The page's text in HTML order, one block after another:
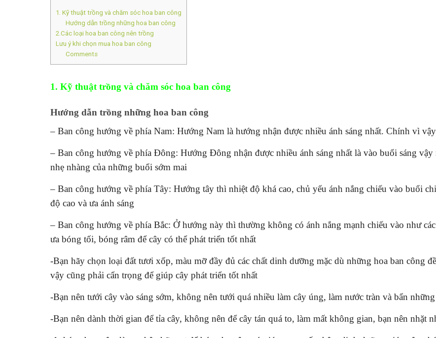
1. Kỹ thuật trồng và chăm sóc hoa ban công
Hướng dẫn trồng những hoa ban công
2.Các loại hoa ban công nên trồng
Lưu ý khi chọn mua hoa ban công
Comments
1. Kỹ thuật trồng và chăm sóc hoa ban công
Hướng dẫn trồng những hoa ban công
– Ban công hướng về phía Nam: Hướng Nam là hướng nhận được nhiều ánh sáng nhất. Chính vì
– Ban công hướng về phía Đông: Hướng Đông nhận được nhiều ánh sáng nhất là vào buổi sáng vậy
nhẹ nhàng của những buổi sớm mai
– Ban công hướng về phía Tây: Hướng tây thì nhiệt độ khá cao, chủ yếu ánh nắng chiếu vào buổi
độ cao và ưa ánh sáng
– Ban công hướng về phía Bắc: Ở hướng này thì thường không có ánh nắng mạnh chiếu vào như
ưa bóng tối, bóng râm để cây có thể phát triển tốt nhất
-Bạn hãy chọn loại đất tươi xốp, màu mỡ đầy đủ các chất dinh dưỡng mặc dù những hoa ban công
vậy cũng phải cẩn trọng để giúp cây phát triển tốt nhất
-Bạn nên tưới cây vào sáng sớm, không nên tưới quá nhiều làm cây úng, làm nước tràn và bẩn
-Bạn nên dành thời gian để tỉa cây, không nên để cây tán quá to, làm mất không gian, bạn nên nhặt